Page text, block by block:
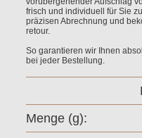
frisch und individuell für Sie
präzisen Abrechnung und
retour.
So garantieren wir Ihnen
bei jeder Bestellung.
g